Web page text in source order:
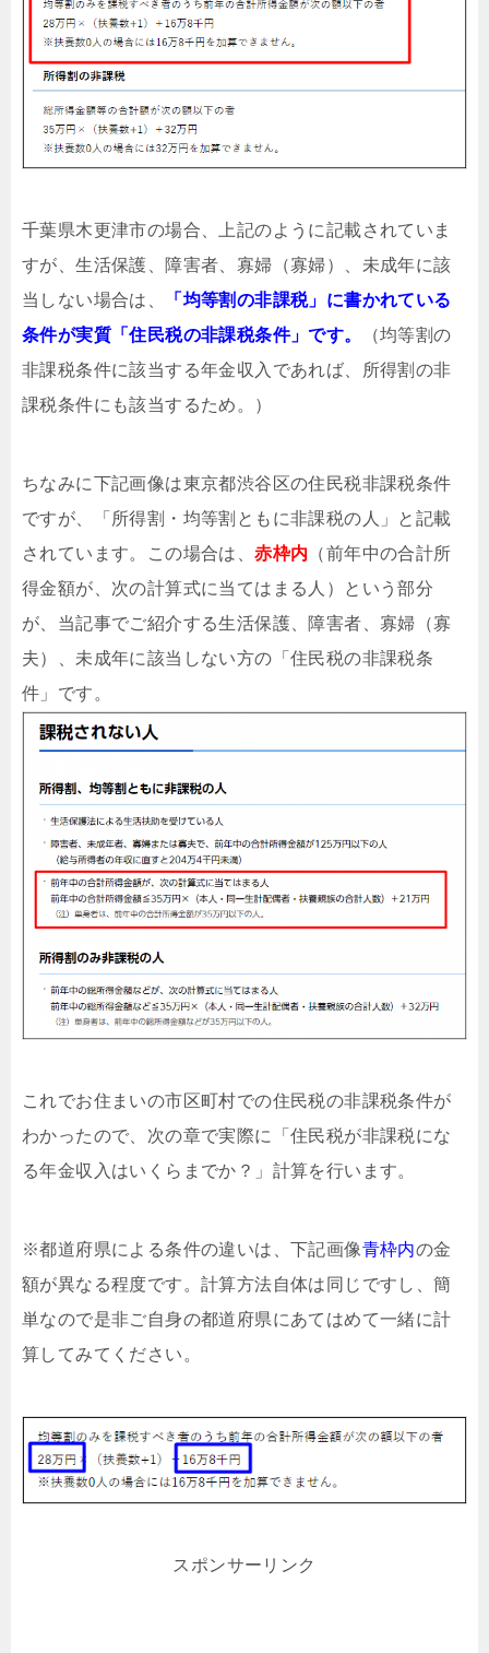
千葉県木更津市の場合、上記のように記載されていま
すが、生活保護、障害者、寡婦（寡婦）、未成年に該
当しない場合は、
「均等割の非課税」に書かれている
条件が実質「住民税の非課税条件」です。
（均等割の
非課税条件に該当する年金収入であれば、所得割の非
課税条件にも該当するため。）
ちなみに下記画像は東京都渋谷区の住民税非課税条件
ですが、「所得割・均等割ともに非課税の人」と記載
されています。この場合は、赤枠内 （前年中の合計所
得金額が、次の計算式に当てはまる人）という部分
が、当記事でご紹介する生活保護、障害者、寡婦（寡
夫）、未成年に該当しない方の「住民税の非課税条
件」です。
これでお住まいの市区町村での住民税の非課税条件が
わかったので、次の章で実際に「住民税が非課税にな
る年金収入はいくらまでか？」計算を行います。
※都道府県による条件の違いは、下記画像青枠内の金
額が異なる程度です。計算方法自体は同じですし、簡
単なので是非ご自身の都道府県にあてはめて一緒に計
算してみてください。
スポンサーリンク